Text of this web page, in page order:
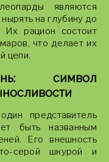
являются
на глубину до
рацион состоит
что делает их
цепи.
символ
представитель
быть названным
Его внешность
серой шкурой и